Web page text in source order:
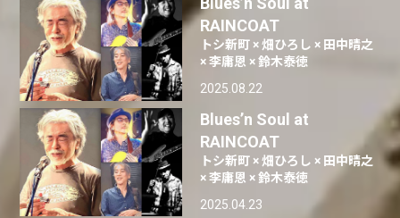
RAINCOAT
トシ新町 × 畑ひろし × 田中晴之
× 李庸恩 × 鈴木泰徳
2025.08.22
Blues’n Soul at
RAINCOAT
トシ新町 × 畑ひろし × 田中晴之
× 李庸恩 × 鈴木泰徳
2025.04.23